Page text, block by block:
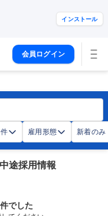
インストール
会員ログイン
雇用形態 新着のみ
途採用情報
でした